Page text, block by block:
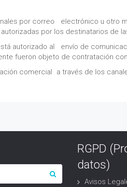
por correo electrónico u otro
por los destinatarios de
autorizado al envío de
fueron objeto de contratación
comercial a través de los
RGPD
datos)
Avisos